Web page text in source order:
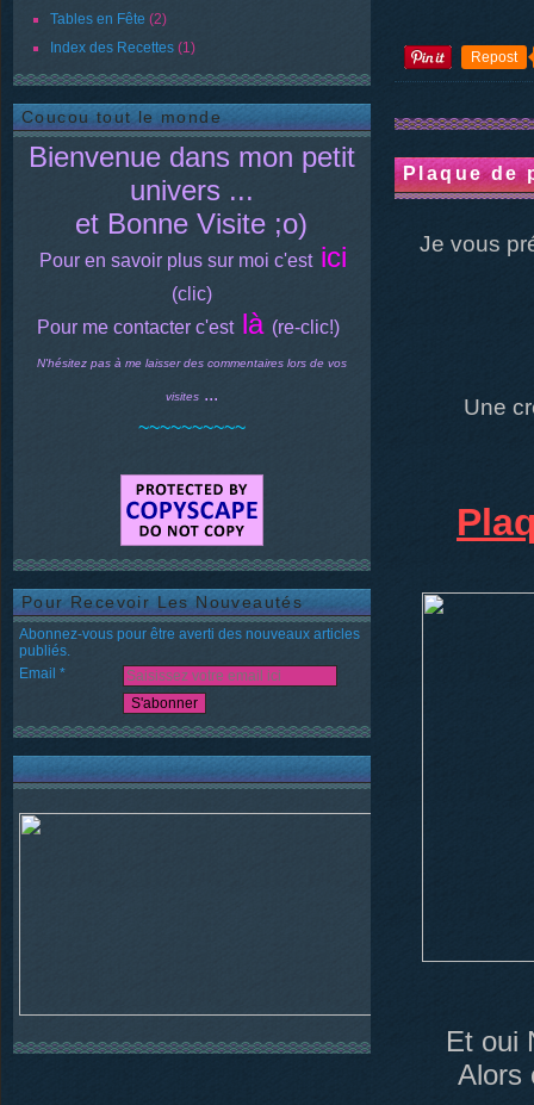
Tables en Fête (2)
Index des Recettes (1)
Coucou tout le monde
Bienvenue dans mon petit
univers ...
et Bonne Visite ;o)
Pour en savoir plus sur moi c'est ici
(clic)
Pour me contacter c'est là (re-clic!)
N'hésitez pas à me laisser des commentaires lors de vos
visites ...
~~~~~~~~~~
Pour Recevoir Les Nouveautés
Abonnez-vous pour être averti des nouveaux articles
publiés.
Email
Repost
Plaque de
Je vous
Une
Et oui
Alors